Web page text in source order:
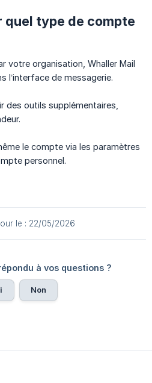
quel type de compte
votre organisation, Whaller Mail
l’interface de messagerie.
des outils supplémentaires,
le compte via les paramètres
personnel.
le : 22/05/2026
à vos questions ?
Non